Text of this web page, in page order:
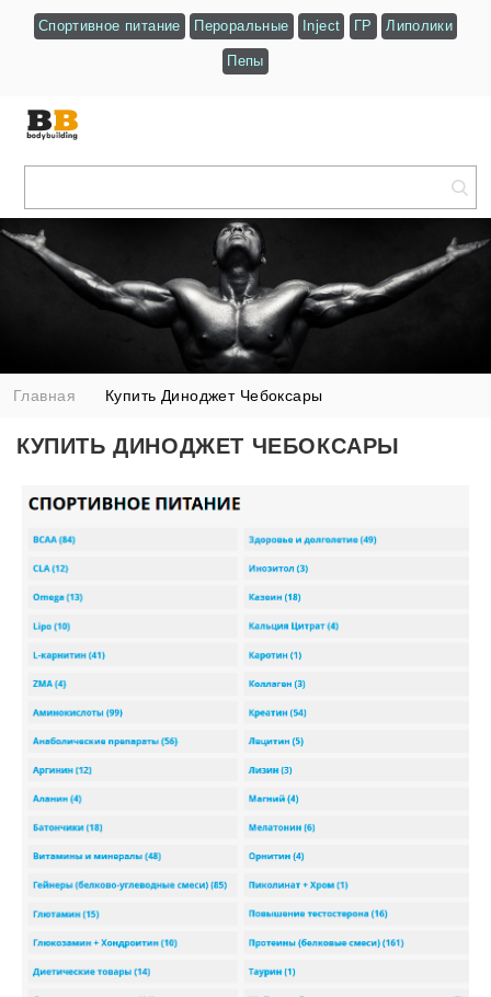
Спортивное питание Пероральные Inject ГР Липолики
Пепы
Главная Купить Диноджет Чебоксары
КУПИТЬ ДИНОДЖЕТ ЧЕБОКСАРЫ